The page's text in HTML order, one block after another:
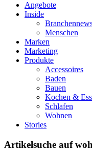
Angebote
Inside
Menschen
Marken
Marketing
Produkte
Accessoires
Baden
Bauen
Kochen &
Schlafen
Wohnen
Stories
Artikelsuche auf